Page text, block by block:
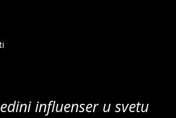
influenser u svetu